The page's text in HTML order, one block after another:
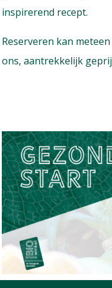
inspirerend recept.
Reserveren kan
ons, aantrekkelijk